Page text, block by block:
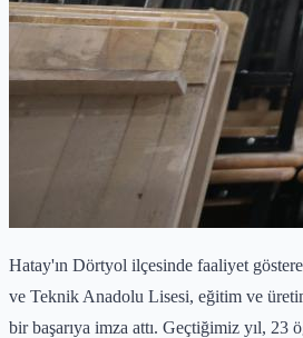
Hatay'ın Dörtyol ilçesinde faaliyet
ve Teknik Anadolu Lisesi, eğitim ve
bir başarıya imza attı. Geçtiğimiz yıl, 23